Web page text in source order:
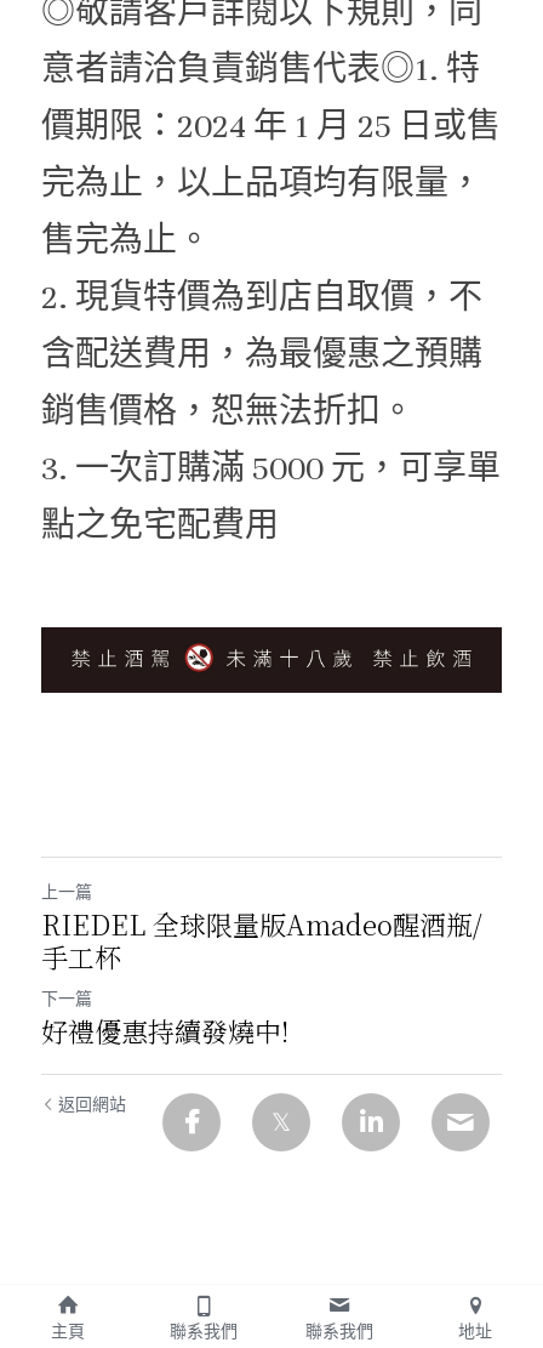
◎敬請客戶詳閱以下規則，同
意者請洽負責銷售代表◎1. 特
價期限：2024 年 1 月 25 日或售
完為止，以上品項均有限量，
售完為止。
2. 現貨特價為到店自取價，不
含配送費用，為最優惠之預購
銷售價格，恕無法折扣。
3. 一次訂購滿 5000 元，可享單
點之免宅配費用
上一篇
RIEDEL 全球限量版Amadeo醒酒瓶/
手工杯
下一篇
好禮優惠持續發燒中!
返回網站
主頁 聯系我們 聯系我們 地址